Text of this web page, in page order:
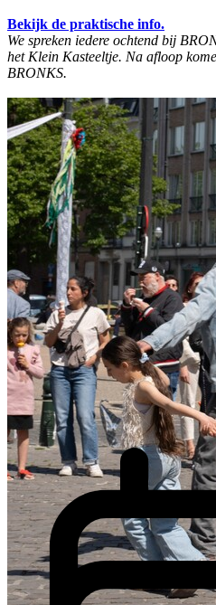
Bekijk de praktische info.
We spreken iedere ochtend bij
het Klein Kasteeltje. Na afloop
BRONKS.